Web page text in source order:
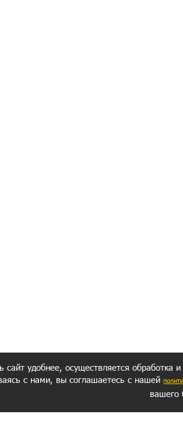
сайт удобнее, осуществляется обработка
с нами, вы соглашаетесь с нашей
вашего